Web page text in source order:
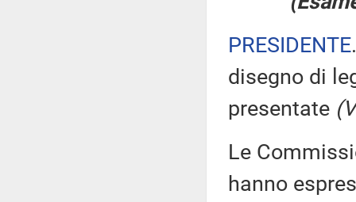
PRESIDENTE
disegno di
presentate
Le
hanno